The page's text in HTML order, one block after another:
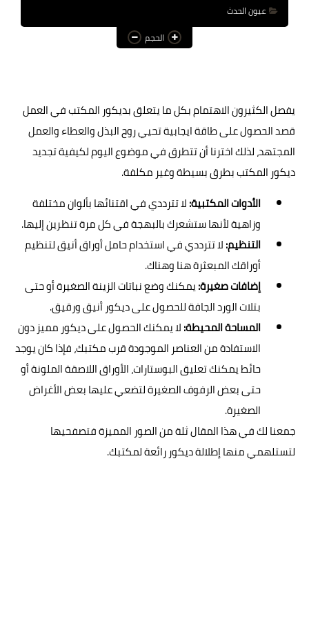
فن وثقافة
أخبار عربية
أخبار النجوم
أخبار العالم
عيون الحدث
الحجم
يفصل الكثيرون الاهتمام بكل ما يتعلق بديكور المكتب في العمل
قصد الحصول على طاقة ايجابية تحيي روح البذل والعطاء والعمل
المجتهد، لذلك اخترنا أن تتطرق في موضوع اليوم لكيفية تجديد
ديكور المكتب بطرق بسيطة وغير مكلفة.
الأدوات المكتبية:لا تترددي في اقتنائها بألوان مختلفة
وزاهية لأنها ستشعرك بالبهجة في كل مرة تنظرين إليها.
التنظيم:لا تترددي في استخدام حامل أوراق أنيق لتنظيم
أوراقك المبعثرة هنا وهناك.
إضافات صغيرة:يمكنك وضع نباتات الزينة الصغيرة أو حتى
بتلات الورد الجافة للحصول على ديكور أنيق ورقيق.
المساحة المحيطة:لا يمكنك الحصول على ديكور مميز دون
الاستفادة من العناصر الموجودة قرب مكتبك، فإذا كان يوجد
حائط يمكنك تعليق البوستارات، الأوراق اللاصقة الملونة أو
حتى بعض الرفوف الصغيرة لتضعي عليها بعض الأغراض
الصغيرة.
جمعنا لك في هذا المقال ثلة من الصور المميزة فتصفحيها
لتستلهمي منها إطلالة ديكور رائعة لمكتبك.